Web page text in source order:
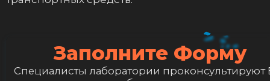
13. Установка силового
Силовой бампер – неотъемлемый атрибут
Заполните Форму
Специалисты лаборатории проконсультируют